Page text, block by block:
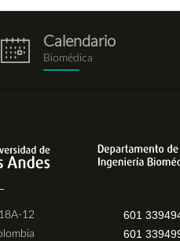
eventos.png
Calendario
Biomédica
12
601
601